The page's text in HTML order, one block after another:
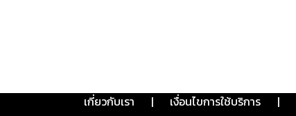
เกี่ยวกับเรา | เงื่อนไขการใช้บริการ |